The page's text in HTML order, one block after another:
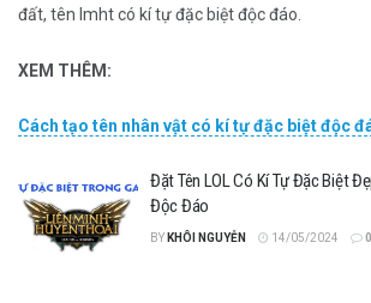
đất, tên lmht có kí tự đặc biệt độc đáo.
XEM THÊM:
Cách tạo tên nhân vật có kí tự đặc biệt độc
Đặt Tên LOL Có Kí Tự Đặc Biệt
Độc Đáo
BY KHÔI NGUYỄN 14/05/2024 0